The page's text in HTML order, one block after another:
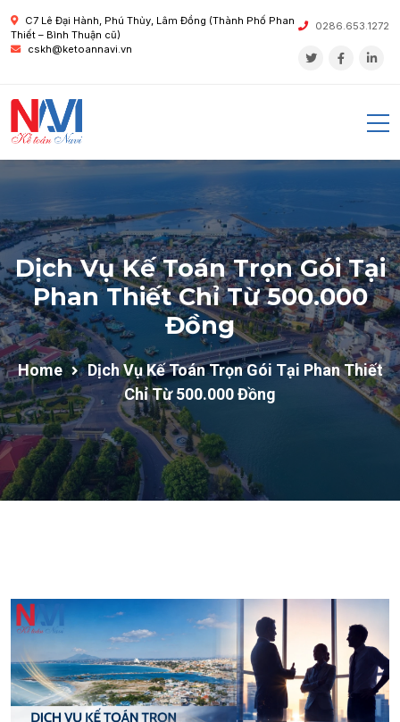
C7 Lê Đại Hành, Phú Thủy, Lâm Đồng (Thành Phố Phan
Thiết – Bình Thuận cũ)
cskh@ketoannavi.vn
0286.653.1272
Dịch Vụ Kế Toán Trọn Gói Tại
Phan Thiết Chỉ Từ 500.000
Đồng
Home
Dịch Vụ Kế Toán Trọn Gói Tại Phan Thiết
Chỉ Từ 500.000 Đồng